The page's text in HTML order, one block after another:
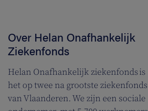
Over Helan Onafhankelijk
Ziekenfonds
Helan Onafhankelijk ziekenfonds is
het op twee na grootste ziekenfonds
van Vlaanderen. We zijn een sociale